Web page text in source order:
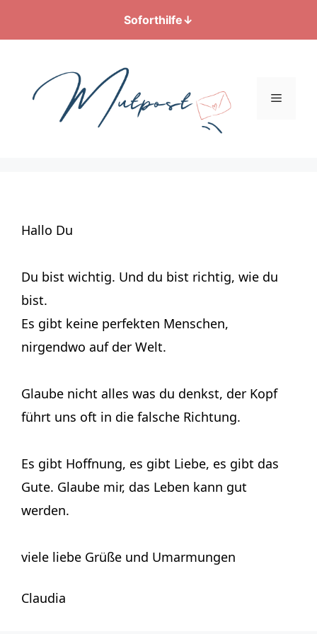
Soforthilfe↓
springen
Menü
Hallo Du
Du bist wichtig. Und du bist richtig, wie du
bist.
Es gibt keine perfekten Menschen,
nirgendwo auf der Welt.
Glaube nicht alles was du denkst, der Kopf
führt uns oft in die falsche Richtung.
Es gibt Hoffnung, es gibt Liebe, es gibt das
Gute. Glaube mir, das Leben kann gut
werden.
viele liebe Grüße und Umarmungen
Claudia